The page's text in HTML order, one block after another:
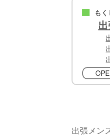
■ もく
出張メン